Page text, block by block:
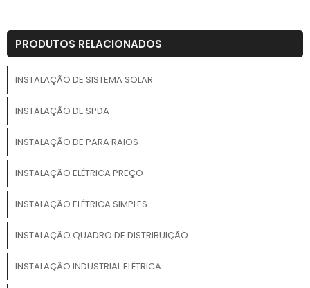
PRODUTOS RELACIONADOS
INSTALAÇÃO DE SISTEMA SOLAR
INSTALAÇÃO DE SPDA
INSTALAÇÃO DE PARA RAIOS
INSTALAÇÃO ELÉTRICA PREÇO
INSTALAÇÃO ELÉTRICA SIMPLES
INSTALAÇÃO QUADRO DE DISTRIBUIÇÃO
INSTALAÇÃO INDUSTRIAL ELÉTRICA